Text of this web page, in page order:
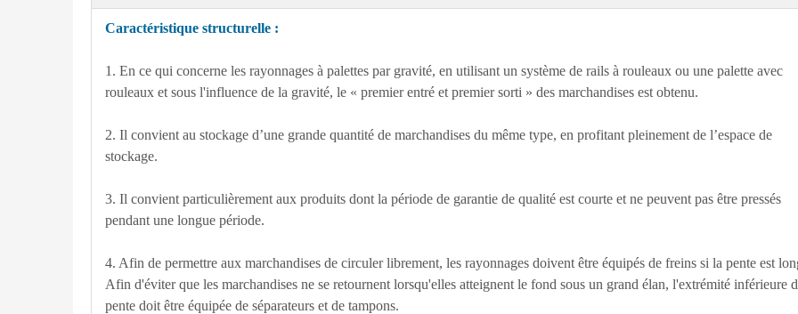
Caractéristique structurelle :
1. En ce qui concerne les rayonnages à palettes par gravité, en utilisant un système de rails à rouleaux ou une palette avec
rouleaux et sous l'influence de la gravité, le « premier entré et premier sorti » des marchandises est obtenu.
2. Il convient au stockage d’une grande quantité de marchandises du même type, en profitant pleinement de l’espace de
stockage.
3. Il convient particulièrement aux produits dont la période de garantie de qualité est courte et ne peuvent pas être pressés
pendant une longue période.
4. Afin de permettre aux marchandises de circuler librement, les rayonnages doivent être équipés de freins si la pente est
Afin d'éviter que les marchandises ne se retournent lorsqu'elles atteignent le fond sous un grand élan, l'extrémité inférieure
pente doit être équipée de séparateurs et de tampons.